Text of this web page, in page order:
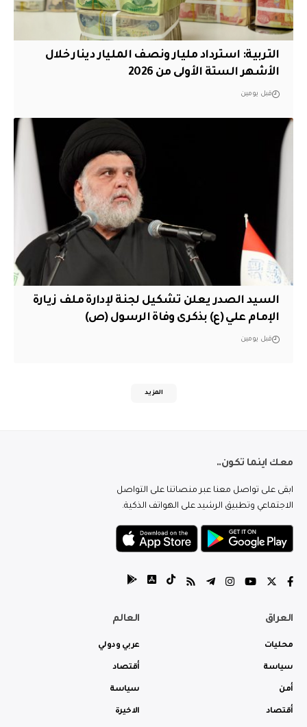
التربية: استرداد مليار ونصف المليار دينار خلال
الأشهر الستة الأولى من 2026
قبل يومين
السيد الصدر يعلن تشكيل لجنة لإدارة ملف زيارة
الإمام علي (ع) بذكرى وفاة الرسول (ص)
قبل يومين
المزيد
معك اينما تكون..
ابقى على تواصل معنا عبر منصاتنا على التواصل
الاجتماعي وتطبيق الرشيد على الهواتف الذكية.
العراق
محليات
سياسة
أمن
أقتصاد
العالم
عربي ودولي
أقتصاد
سياسة
الاخيرة